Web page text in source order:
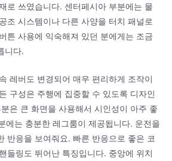
로 쓰였습니다. 센터페시아 부분에는 물
조 시스템이나 다른 사양을 터치 패널로
튼 사용에 익숙해져 있던 분에게는 조금
니다.
레버도 변경되어 매우 편리하게 조작이
구성은 주행에 집중할 수 있도록 디자인
은 큰 화면을 사용해서 시인성이 아주 좋
에는 충분한 레그룸이 제공됩니다. 운전을
반응을 보여줘요. 빠른 반응으로 좋은 코
들링도 뛰어난 특징입니다. 중앙에 위치